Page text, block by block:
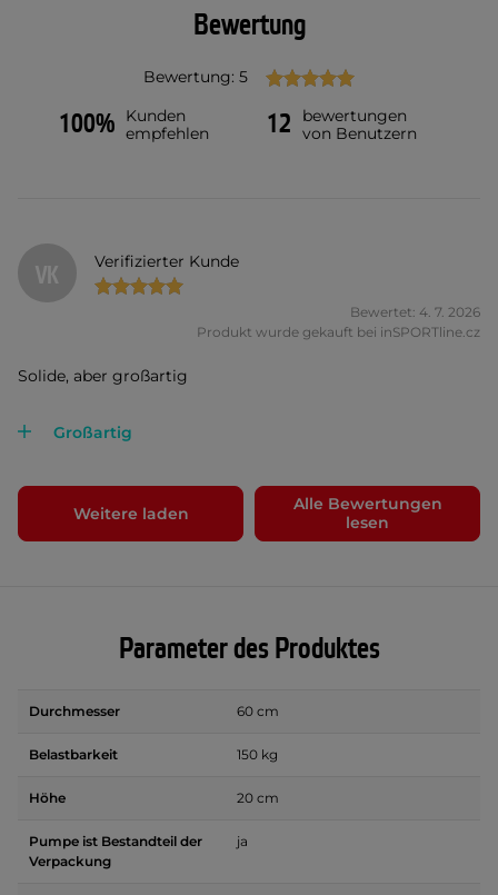
Bewertung
Bewertung: 5
100%
Kunden
empfehlen
12
bewertungen
von Benutzern
VK Verifizierter Kunde
Bewertet: 4. 7. 2026
Produkt wurde gekauft bei inSPORTline.cz
Solide, aber großartig
Großartig
Weitere laden
Alle Bewertungen
lesen
Parameter des Produktes
Durchmesser 60 cm
Belastbarkeit 150 kg
Höhe 20 cm
Pumpe ist Bestandteil der
Verpackung
ja